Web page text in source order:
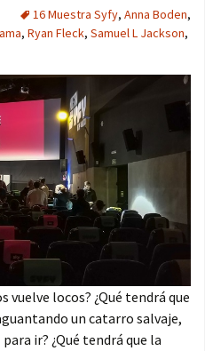
16 Muestra Syfy, Anna Boden,
, Ryan Fleck, Samuel L Jackson,
vuelve locos? ¿Qué tendrá que
un catarro salvaje,
ir? ¿Qué tendrá que la